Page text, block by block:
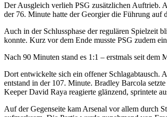
Der Ausgleich verlieh PSG zusätzlichen Auftrieb.
der 76. Minute hatte der Georgier die Führung auf
Auch in der Schlussphase der regulären Spielzeit
konnte. Kurz vor dem Ende musste PSG zudem
Nach 90 Minuten stand es 1:1 – erstmals seit
Dort entwickelte sich ein offener Schlagabtausch.
entstand in der 107. Minute. Bradley Barcola
Keeper David Raya reagierte glänzend, sprintete
Auf der Gegenseite kam Arsenal vor allem durch